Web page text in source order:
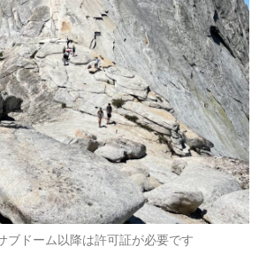
ブドーム以降は許可証が必要です